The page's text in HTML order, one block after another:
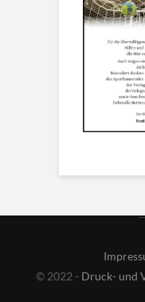
© 2022 - Druck- und